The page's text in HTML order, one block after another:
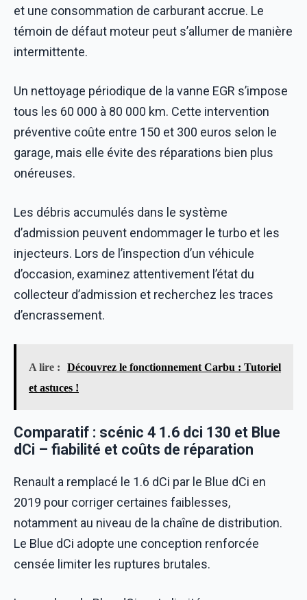
et une consommation de carburant accrue. Le
témoin de défaut moteur peut s’allumer de manière
intermittente.
Un nettoyage périodique de la vanne EGR s’impose
tous les 60 000 à 80 000 km. Cette intervention
préventive coûte entre 150 et 300 euros selon le
garage, mais elle évite des réparations bien plus
onéreuses.
Les débris accumulés dans le système
d’admission peuvent endommager le turbo et les
injecteurs. Lors de l’inspection d’un véhicule
d’occasion, examinez attentivement l’état du
collecteur d’admission et recherchez les traces
d’encrassement.
A lire :
Découvrez le fonctionnement Carbu : Tutoriel
et astuces !
Comparatif : scénic 4 1.6 dci 130 et Blue
dCi – fiabilité et coûts de réparation
Renault a remplacé le 1.6 dCi par le Blue dCi en
2019 pour corriger certaines faiblesses,
notamment au niveau de la chaîne de distribution.
Le Blue dCi adopte une conception renforcée
censée limiter les ruptures brutales.